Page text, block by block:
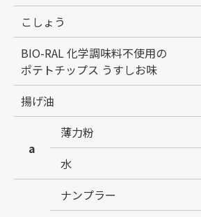
こしょう
BIO-RAL 化学調味料不使用の
ポテトチップス うすしお味
揚げ油
a
薄力粉
水
ナンプラー